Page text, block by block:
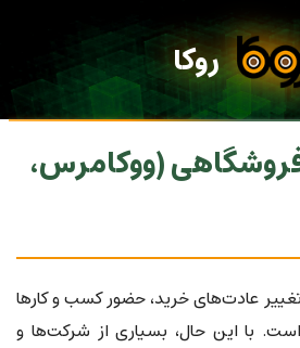
روکا
(ووکامرس،
عادت‌های خرید، حضور کسب و کارها
با این حال، بسیاری از شرکت‌ها و